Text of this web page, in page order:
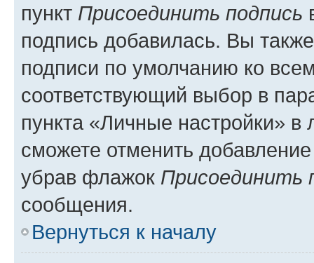
пункт Присоединить подпись
подпись добавилась. Вы
подписи по умолчанию ко
соответствующий выбор в
пункта «Личные настройки»
сможете отменить
убрав флажок Присоединить
сообщения.
Вернуться к началу